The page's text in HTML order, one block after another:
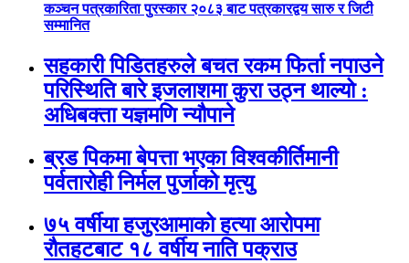
कञ्चन पत्रकारिता पुरस्कार २०८३ बाट पत्रकारद्वय सारु र जिटी
सम्मानित
सहकारी पिडितहरुले बचत रकम फिर्ता नपाउने
परिस्थिति बारे इजलाशमा कुरा उठ्न थाल्यो :
अधिबक्ता यज्ञमणि न्यौपाने
ब्रड पिकमा बेपत्ता भएका विश्वकीर्तिमानी
पर्वतारोही निर्मल पुर्जाको मृत्यु
७५ वर्षीया हजुरआमाको हत्या आरोपमा
रौतहटबाट १८ वर्षीय नाति पक्राउ